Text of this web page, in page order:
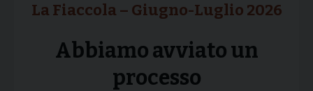
La Fiaccola – Giugno-Luglio 2026
Abbiamo avviato un
processo